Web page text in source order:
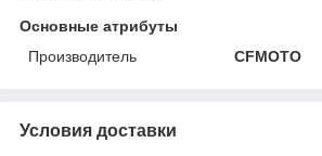
Основные атрибуты
Производитель
CFMOTO
Условия доставки